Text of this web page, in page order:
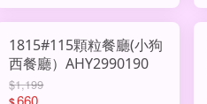
1815#115顆粒餐廳(小狗
西餐廳）AHY2990190
$1,199
660